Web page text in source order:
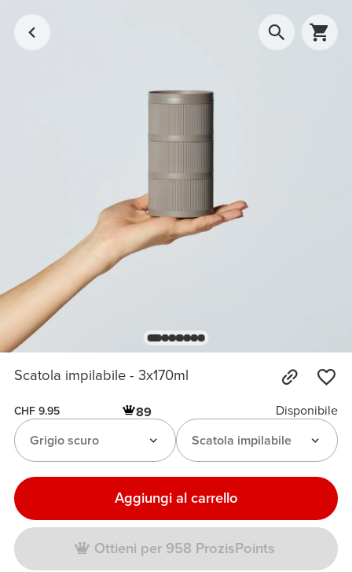
Scatola impilabile - 3x170ml
CHF 9.95 89
Disponibile
Scatola impilabile
Grigio scuro
Aggiungi al carrello
Ottieni per 958 ProzisPoints